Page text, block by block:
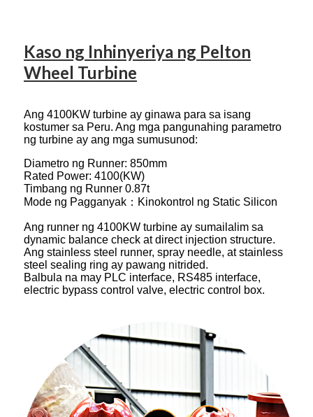
Kaso ng Inhinyeriya ng Pelton
Wheel Turbine
Ang 4100KW turbine ay ginawa para sa isang
kostumer sa Peru. Ang mga pangunahing parametro
ng turbine ay ang mga sumusunod:
Diametro ng Runner: 850mm
Rated Power: 4100(KW)
Timbang ng Runner 0.87t
Mode ng Pagganyak：Kinokontrol ng Static Silicon
Ang runner ng 4100KW turbine ay sumailalim sa
dynamic balance check at direct injection structure.
Ang stainless steel runner, spray needle, at stainless
steel sealing ring ay pawang nitrided.
Balbula na may PLC interface, RS485 interface,
electric bypass control valve, electric control box.